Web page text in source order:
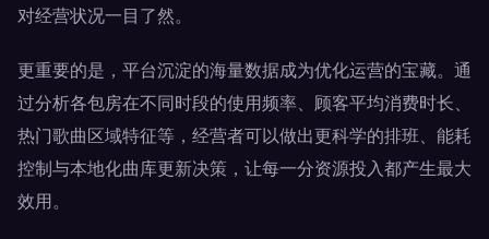
对经营状况一目了然。
更重要的是，平台沉淀的海量数据成为优化运营的宝藏。通
过分析各包房在不同时段的使用频率、顾客平均消费时长、
热门歌曲区域特征等，经营者可以做出更科学的排班、能耗
控制与本地化曲库更新决策，让每一分资源投入都产生最大
效用。